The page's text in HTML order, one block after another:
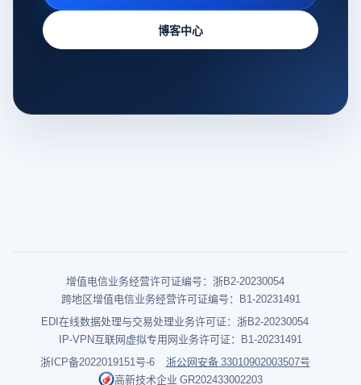
博客中心
增值电信业务经营许可证编号：浙B2-20230054
跨地区增值电信业务经营许可证编号：B1-20231491
EDI在线数据处理与交易处理业务许可证：浙B2-20230054
IP-VPN互联网虚拟专用网业务许可证：B1-20231491
浙ICP备2022019151号-6
浙公网安备 33010902003507号
高新技术企业 GR202433002203